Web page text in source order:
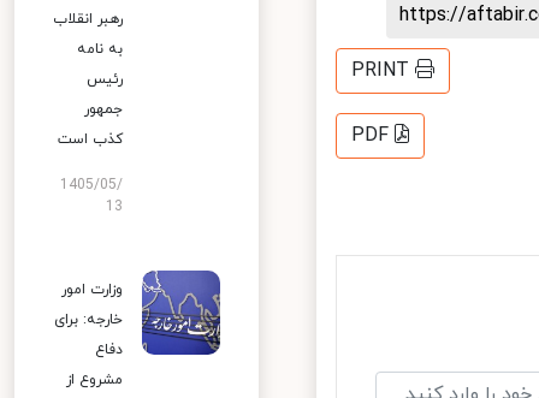
https://
PRINT
PDF
رهبر انقلاب
به نامه
رئیس
جمهور
کذب است
1405/05/
13
وزارت امور
خارجه: برای
دفاع
مشروع از